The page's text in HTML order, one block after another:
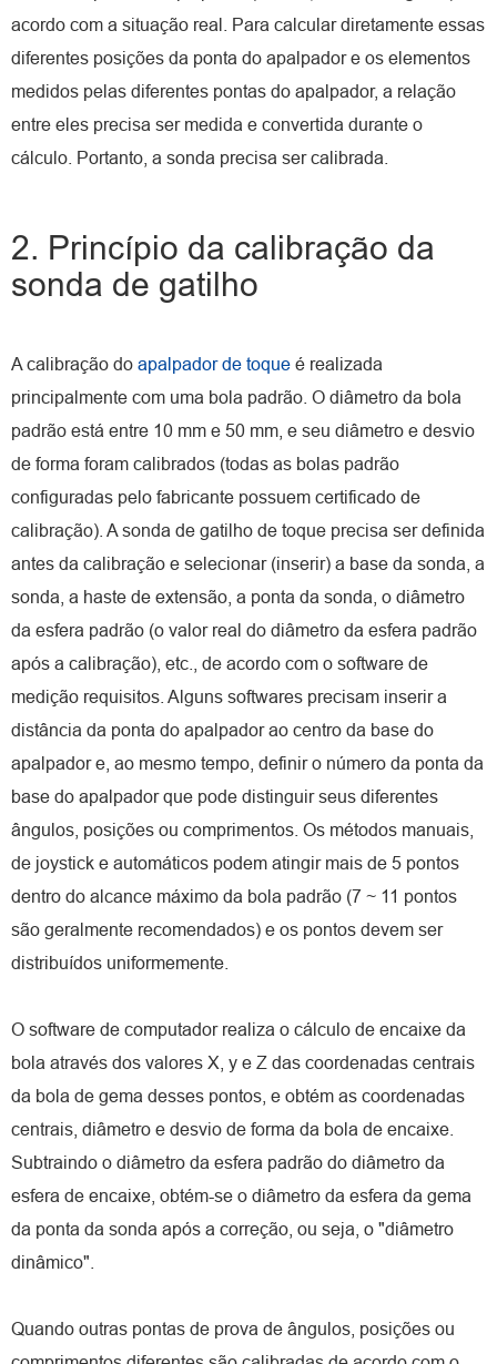
acordo com a situação real. Para calcular diretamente essas
diferentes posições da ponta do apalpador e os elementos
medidos pelas diferentes pontas do apalpador, a relação
entre eles precisa ser medida e convertida durante o
cálculo. Portanto, a sonda precisa ser calibrada.
2. Princípio da calibração da
sonda de gatilho
A calibração do apalpador de toque é realizada
principalmente com uma bola padrão. O diâmetro da bola
padrão está entre 10 mm e 50 mm, e seu diâmetro e desvio
de forma foram calibrados (todas as bolas padrão
configuradas pelo fabricante possuem certificado de
calibração). A sonda de gatilho de toque precisa ser definida
antes da calibração e selecionar (inserir) a base da sonda, a
sonda, a haste de extensão, a ponta da sonda, o diâmetro
da esfera padrão (o valor real do diâmetro da esfera padrão
após a calibração), etc., de acordo com o software de
medição requisitos. Alguns softwares precisam inserir a
distância da ponta do apalpador ao centro da base do
apalpador e, ao mesmo tempo, definir o número da ponta da
base do apalpador que pode distinguir seus diferentes
ângulos, posições ou comprimentos. Os métodos manuais,
de joystick e automáticos podem atingir mais de 5 pontos
dentro do alcance máximo da bola padrão (7 ~ 11 pontos
são geralmente recomendados) e os pontos devem ser
distribuídos uniformemente.
O software de computador realiza o cálculo de encaixe da
bola através dos valores X, y e Z das coordenadas centrais
da bola de gema desses pontos, e obtém as coordenadas
centrais, diâmetro e desvio de forma da bola de encaixe.
Subtraindo o diâmetro da esfera padrão do diâmetro da
esfera de encaixe, obtém-se o diâmetro da esfera da gema
da ponta da sonda após a correção, ou seja, o "diâmetro
dinâmico".
Quando outras pontas de prova de ângulos, posições ou